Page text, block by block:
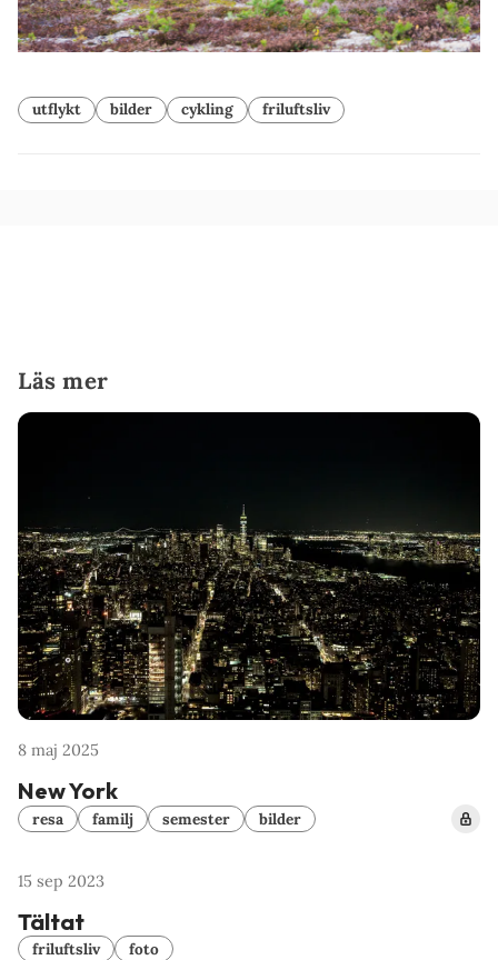
utflykt bilder cykling friluftsliv
Läs mer
8 maj 2025
New York
resa familj semester bilder
15 sep 2023
Tältat
friluftsliv foto